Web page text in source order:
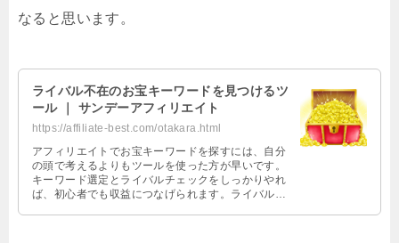
なると思います。
ライバル不在のお宝キーワードを見つけるツ
ール ｜ サンデーアフィリエイト
https://affiliate-best.com/otakara.html
アフィリエイトでお宝キーワードを探すには、自分
の頭で考えるよりもツールを使った方が早いです。
キーワード選定とライバルチェックをしっかりやれ
ば、初心者でも収益につなげられます。ライバルの